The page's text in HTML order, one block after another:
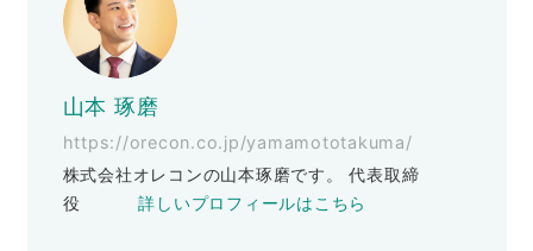
山本 琢磨
https://orecon.co.jp/yamamototakuma/
株式会社オレコンの山本琢磨です。 代表取締
役詳しいプロフィールはこちら